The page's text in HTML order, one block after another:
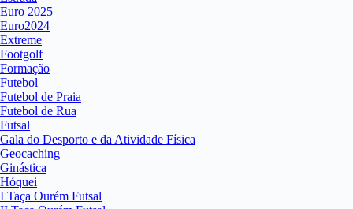
Euro 2025
Euro2024
Extreme
Footgolf
Formação
Futebol
Futebol de Praia
Futebol de Rua
Futsal
Gala do Desporto e da Atividade Física
Geocaching
Ginástica
Hóquei
I Taça Ourém Futsal